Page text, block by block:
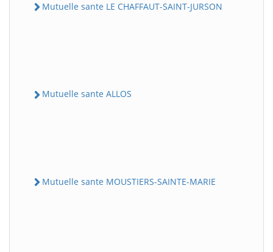
Mutuelle sante LE CHAFFAUT-SAINT-JURSON
Mutuelle sante ALLOS
Mutuelle sante MOUSTIERS-SAINTE-MARIE